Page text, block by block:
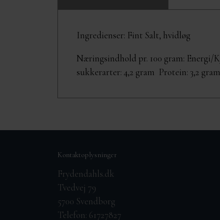
Ingredienser: Fint Salt, hvidløg
Næringsindhold pr. 100 gram: Energi/
sukkerarter: 4,2 gram Protein: 3,2
Kontaktoplysninger
Frydendahls.dk
Tvedvej 79
5700 Svendborg
Telefon: 61727827